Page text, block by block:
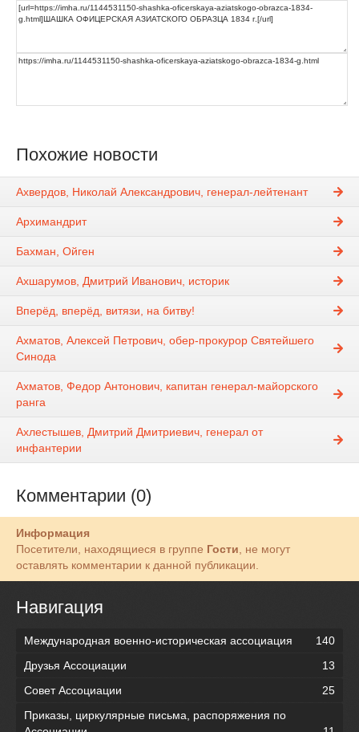
Похожие новости
Ахвердов, Николай Александрович, генерал-лейтенант
Архимандрит
Бахман, Ойген
Ахшарумов, Дмитрий Иванович, историк
Вперёд, вперёд, витязи, на битву!
Ахматов, Алексей Петрович, обер-прокурор Святейшего
Синода
Ахматов, Федор Антонович, капитан генерал-майорского
ранга
Ахлестышев, Дмитрий Дмитриевич, генерал от
инфантерии
Комментарии (0)
Информация
Посетители, находящиеся в группе Гости , не могут
оставлять комментарии к данной публикации.
Навигация
Международная военно-историческая ассоциация
140
Друзья Ассоциации
13
Совет Ассоциации
25
Приказы, циркулярные письма, распоряжения по